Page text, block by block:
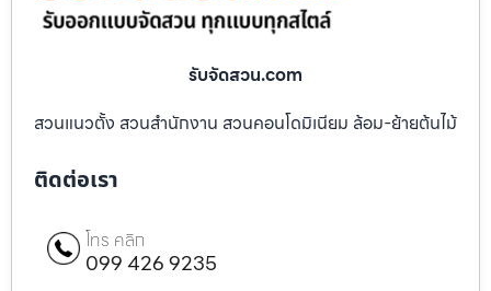
รับจัดสวน.com
สวนแนวตั้ง สวนสำนักงาน สวนคอนโดมิเนียม ล้อม-ย้ายต้นไม้
ติดต่อเรา
โทร คลิก
099 426 9235